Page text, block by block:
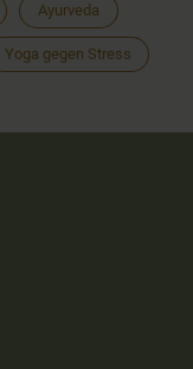
Ayurveda
Yoga gegen Stress